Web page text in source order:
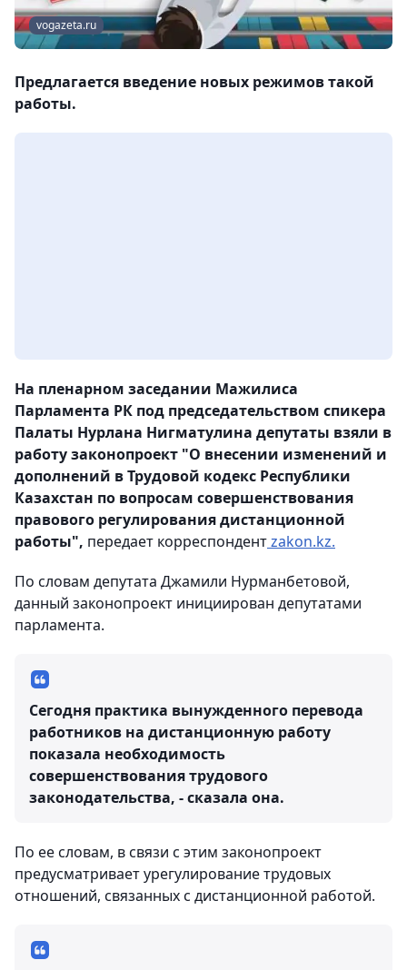
vogazeta.ru
Предлагается введение новых режимов такой
работы.
На пленарном заседании Мажилиса
Парламента РК под председательством спикера
Палаты Нурлана Нигматулина депутаты взяли в
работу законопроект "О внесении изменений и
дополнений в Трудовой кодекс Республики
Казахстан по вопросам совершенствования
правового регулирования дистанционной
работы", передает корреспондентzakon.kz.
По словам депутата Джамили Нурманбетовой,
данный законопроект инициирован депутатами
парламента.
Сегодня практика вынужденного перевода
работников на дистанционную работу
показала необходимость
совершенствования трудового
законодательства, - сказала она.
По ее словам, в связи с этим законопроект
предусматривает урегулирование трудовых
отношений, связанных с дистанционной работой.